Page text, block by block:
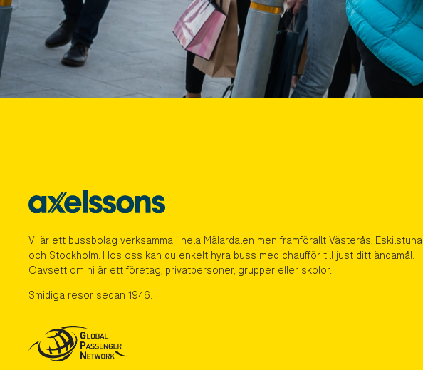
Vi är ett bussbolag verksamma i hela Mälardalen men framförallt Västerås, Eskilstuna
och Stockholm. Hos oss kan du enkelt hyra buss med chaufför till just ditt ändamål.
Oavsett om ni är ett företag, privatpersoner, grupper eller skolor.
Smidiga resor sedan 1946.